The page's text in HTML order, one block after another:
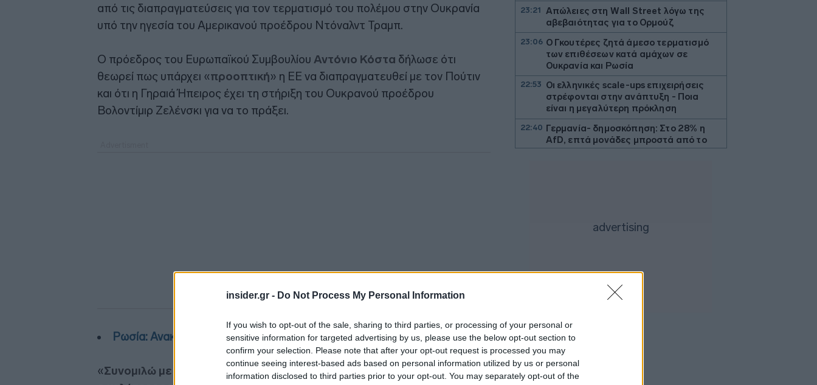
insider.gr - Do Not Process My Personal Information
If you wish to opt-out of the sale, sharing to third parties, or processing of your personal or
sensitive information for targeted advertising by us, please use the below opt-out section to
confirm your selection. Please note that after your opt-out request is processed you may
continue seeing interest-based ads based on personal information utilized by us or personal
information disclosed to third parties prior to your opt-out. You may separately opt-out of the
από τις διαπραγματεύσεις για τον τερματισμό του πολέμου στην Ουκρανία
υπό την ηγεσία του Αμερικανού προέδρου Ντόναλντ Τραμπ.
Ο πρόεδρος του Ευρωπαϊκού Συμβουλίου Αντόνιο Κόστα δήλωσε ότι
θεωρεί πως υπάρχει «προοπτική» η ΕΕ να διαπραγματευθεί με τον Πούτιν
και ότι η Γηραιά Ήπειρος έχει τη στήριξη του Ουκρανού προέδρου
Βολοντίμιρ Ζελένσκι για να το πράξει.
Ρωσία: Ανακοίνωσε κατάπαυση του πυρός 8 έως 10 Μαΐου
«Συνομιλώ με τους 27 εθνικούς ηγέτες [της ΕΕ] για να δούμε ποιος είναι
23:21 Απώλειες στη Wall Street λόγω της
αβεβαιότητας για το Ορμούζ
23:06 Ο Γκουτέρες ζητά άμεσο τερματισμό
των επιθέσεων κατά αμάχων σε
Ουκρανία και Ρωσία
22:53 Οι ελληνικές scale-ups επιχειρήσεις
στρέφονται στην ανάπτυξη - Ποια
είναι η μεγαλύτερη πρόκληση
22:40 Γερμανία- δημοσκόπηση: Στο 28% η
AfD, επτά μονάδες μπροστά από το
CDU/CSU του Μερτς
«Η Βόρεια Κορέα εκτόξευσε βαλλιστικό
Η ελληνική startup Omilia άντλησε 67
εκατ. δολάρια και ανοίγει γραφείο στις
Άνοιξε το myBusinessSupport για τις
επιχειρήσεις της Σαμοθράκης
21:03 Ο Τραμπ δηλώνει «πολύ
ικανοποιημένος» από το έργο του Πιτ
Χέγκσεθ στο υπουργείο Άμυνας